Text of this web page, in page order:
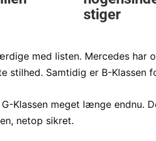
med listen. Mercedes har
stilhed. Samtidig er B-Klassen
Klassen meget længe endnu.
netop sikret.